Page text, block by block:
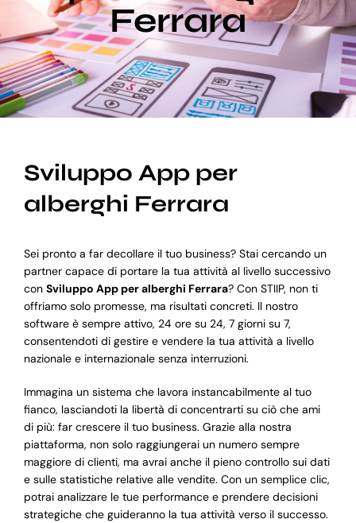
Blog
Supporto
Ferrara
Sviluppo App per
alberghi Ferrara
Sei pronto a far decollare il tuo business? Stai cercando un
partner capace di portare la tua attività al livello successivo
con Sviluppo App per alberghi Ferrara? Con STIIP, non ti
offriamo solo promesse, ma risultati concreti. Il nostro
software è sempre attivo, 24 ore su 24, 7 giorni su 7,
consentendoti di gestire e vendere la tua attività a livello
nazionale e internazionale senza interruzioni.
Immagina un sistema che lavora instancabilmente al tuo
fianco, lasciandoti la libertà di concentrarti su ciò che ami
di più: far crescere il tuo business. Grazie alla nostra
piattaforma, non solo raggiungerai un numero sempre
maggiore di clienti, ma avrai anche il pieno controllo sui dati
e sulle statistiche relative alle vendite. Con un semplice clic,
potrai analizzare le tue performance e prendere decisioni
strategiche che guideranno la tua attività verso il successo.